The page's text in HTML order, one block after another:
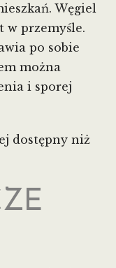
Węgiel
w przemyśle.
po sobie
można
i sporej
dostępny niż